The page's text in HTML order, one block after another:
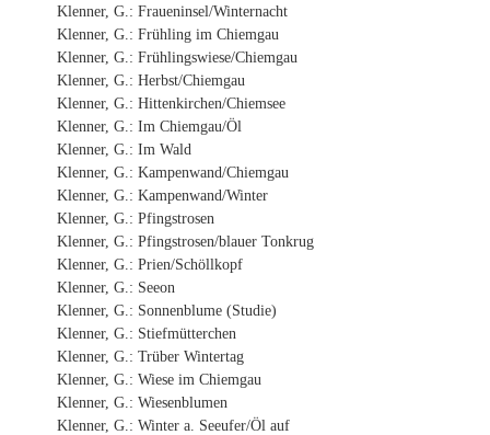
Klenner, G.: Fraueninsel/Winternacht
Klenner, G.: Frühling im Chiemgau
Klenner, G.: Frühlingswiese/Chiemgau
Klenner, G.: Herbst/Chiemgau
Klenner, G.: Hittenkirchen/Chiemsee
Klenner, G.: Im Chiemgau/Öl
Klenner, G.: Im Wald
Klenner, G.: Kampenwand/Chiemgau
Klenner, G.: Kampenwand/Winter
Klenner, G.: Pfingstrosen
Klenner, G.: Pfingstrosen/blauer Tonkrug
Klenner, G.: Prien/Schöllkopf
Klenner, G.: Seeon
Klenner, G.: Sonnenblume (Studie)
Klenner, G.: Stiefmütterchen
Klenner, G.: Trüber Wintertag
Klenner, G.: Wiese im Chiemgau
Klenner, G.: Wiesenblumen
Klenner, G.: Winter a. Seeufer/Öl auf